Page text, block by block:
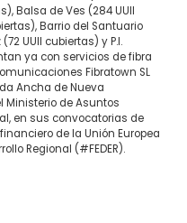
Balsa de Ves (284 UUII
Barrio del Santuario
UUII cubiertas) y P.I.
ya con servicios de fibra
Fibratown SL
Ancha de Nueva
Ministerio de Asuntos
en sus convocatorias de
de la Unión Europea
Regional (#FEDER).